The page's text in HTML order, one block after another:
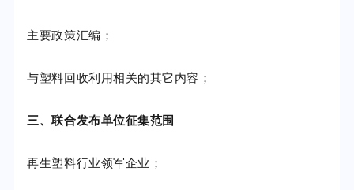
主要政策汇编；
与塑料回收利用相关的其它内容；
三、联合发布单位征集范围
再生塑料行业领军企业；